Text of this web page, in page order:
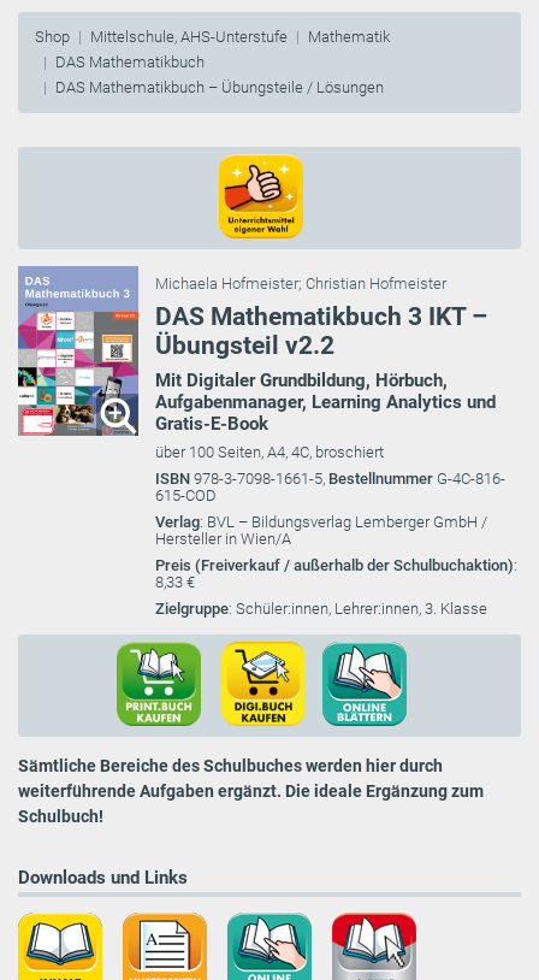
Shop Mittelschule, AHS-Unterstufe
Mathematik
DAS Mathematikbuch
DAS Mathematikbuch – Übungsteile / Lösungen
Michaela Hofmeister; Christian Hofmeister
DAS Mathematikbuch 3 IKT –
Übungsteil v2.2
Mit Digitaler Grundbildung, Hörbuch,
Aufgabenmanager, Learning Analytics und
Gratis-E-Book
über 100 Seiten, A4, 4C, broschiert
ISBN 978-3-7098-1661-5, Bestellnummer G-4C-816-
615-COD
Verlag: BVL – Bildungsverlag Lemberger GmbH /
Hersteller in Wien/A
Preis (Freiverkauf / außerhalb der Schulbuchaktion):
8,33 €
Zielgruppe: Schüler:innen, Lehrer:innen, 3. Klasse
Sämtliche Bereiche des Schulbuches werden hier durch
weiterführende Aufgaben ergänzt. Die ideale Ergänzung zum
Schulbuch!
Downloads und Links